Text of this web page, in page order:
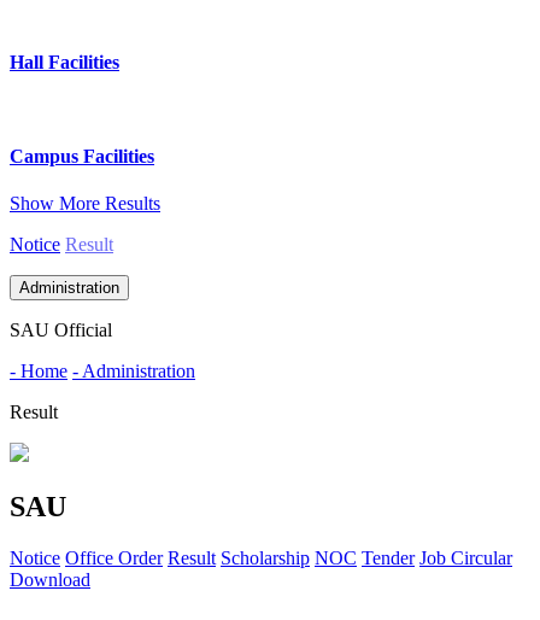
Hall Facilities
Campus Facilities
Show More Results
Notice Result
Administration
SAU Official
- Home - Administration
Result
SAU
Notice Office Order Result Scholarship NOC Tender Job Circular
Download